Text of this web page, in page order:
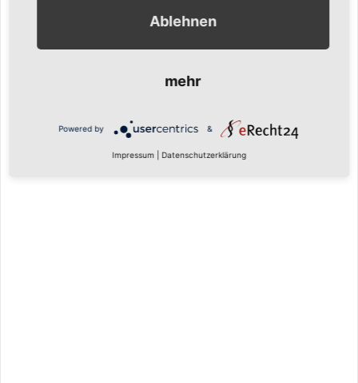
Ablehnen
mehr
Powered by &
Impressum Datenschutzerklärung